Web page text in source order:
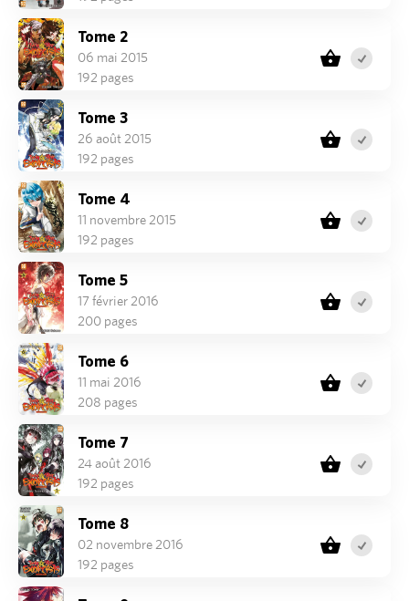
Tome 2
06 mai 2015
192 pages
Tome 3
26 août 2015
192 pages
Tome 4
11 novembre 2015
192 pages
Tome 5
17 février 2016
200 pages
Tome 6
11 mai 2016
208 pages
Tome 7
24 août 2016
192 pages
Tome 8
02 novembre 2016
192 pages